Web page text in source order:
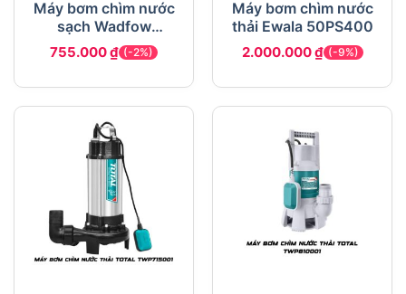
Máy bơm chìm nước
sạch Wadfow
WWPQDC24
755.000₫ (-2%)
Máy bơm chìm nước
thải Ewala 50PS400
2.000.000₫ (-9%)